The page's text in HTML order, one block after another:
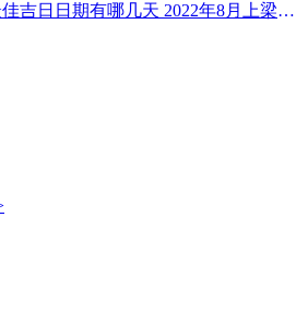
2022年8月上梁最佳吉日日期有哪几天 2022年8月上梁的黄道吉日